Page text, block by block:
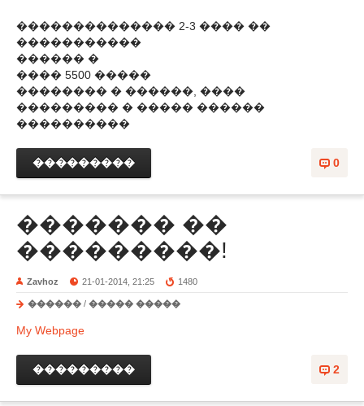
�������������� 2-3 ���� ��
�����������
������ �
���� 5500 �����
�������� � ������, ����
��������� � ����� ������
����������
0
���������
������� ��
���������!
Zavhoz 21-01-2014, 21:25 1480
������ / ����� �����
My Webpage
2
���������